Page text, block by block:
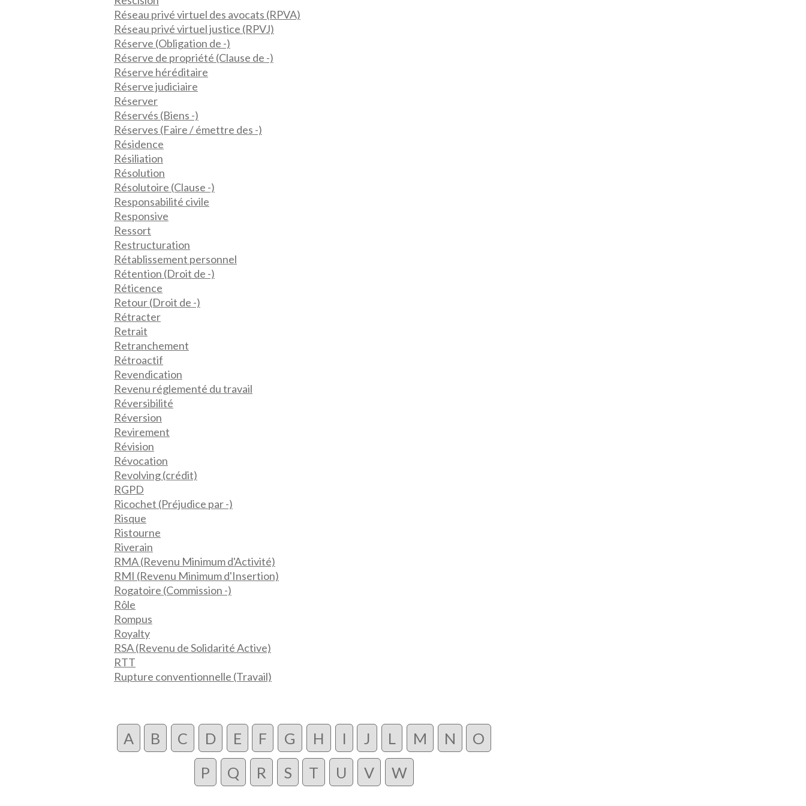
Réseau privé virtuel des avocats (RPVA)
Réseau privé virtuel justice (RPVJ)
Réserve (Obligation de -)
Réserve de propriété (Clause de -)
Réserve héréditaire
Réserve judiciaire
Réserver
Réservés (Biens -)
Réserves (Faire / émettre des -)
Résidence
Résiliation
Résolution
Résolutoire (Clause -)
Responsabilité civile
Responsive
Ressort
Restructuration
Rétablissement personnel
Rétention (Droit de -)
Réticence
Retour (Droit de -)
Rétracter
Retrait
Retranchement
Rétroactif
Revendication
Revenu réglementé du travail
Réversibilité
Réversion
Revirement
Révision
Révocation
Revolving (crédit)
RGPD
Ricochet (Préjudice par -)
Risque
Ristourne
Riverain
RMA (Revenu Minimum d'Activité)
RMI (Revenu Minimum d'Insertion)
Rogatoire (Commission -)
Rôle
Rompus
Royalty
RSA (Revenu de Solidarité Active)
RTT
Rupture conventionnelle (Travail)
A B C D E F G H I J L M N
O
P
Q R S T U V W